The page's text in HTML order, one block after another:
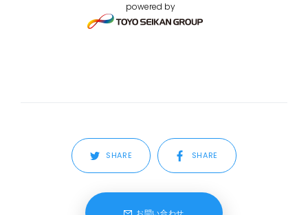
powered by
SHARE SHARE